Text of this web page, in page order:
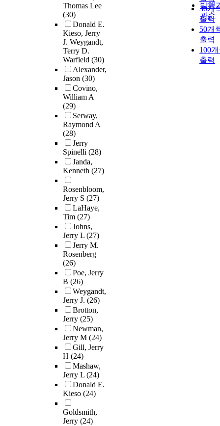
Thomas Lee
(30)
Donald E.
Kieso, Jerry
J. Weygandt,
Terry D.
Warfield (30)
Alexander,
Jason (30)
Covino,
William A
(29)
Serway,
Raymond A
(28)
Jerry
Spinelli (28)
Janda,
Kenneth (27)
Rosenbloom,
Jerry S (27)
LaHaye,
Tim (27)
Johns,
Jerry L (27)
Jerry M.
Rosenberg
(26)
Poe, Jerry
B (26)
Weygandt,
Jerry J. (26)
Brotton,
Jerry (25)
Newman,
Jerry M (24)
Gill, Jerry
H (24)
Mashaw,
Jerry L (24)
Donald E.
Kieso (24)
Goldsmith,
Jerry (24)
발행
관순
30개
출력
50개
출력
100
출력